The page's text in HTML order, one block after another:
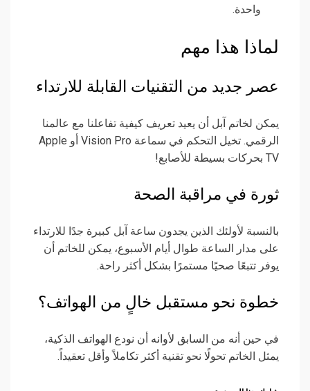
واحدة.
لماذا هذا مهم
عصر جديد من التقنيات القابلة للارتداء
يمكن لخاتم آبل أن يعيد تعريف كيفية تفاعلنا مع عالمنا
الرقمي. تخيل التحكم في سماعة Vision Pro أو Apple
TV بحركات بسيطة للأصابع!
ثورة في مراقبة الصحة
بالنسبة لأولئك الذين يجدون ساعة آبل كبيرة جدًا للارتداء
على مدار الساعة طوال أيام الأسبوع، يمكن للخاتم أن
يوفر تتبعًا صحيًا مستمرًا بشكل أكثر راحة.
خطوة نحو مستقبل خالٍ من الهواتف؟
في حين أنه من السابق لأوانه أن نودع الهواتف الذكية،
يمثل الخاتم تحولًا نحو تقنية أكثر تكاملاً وأقل تعقيداً.